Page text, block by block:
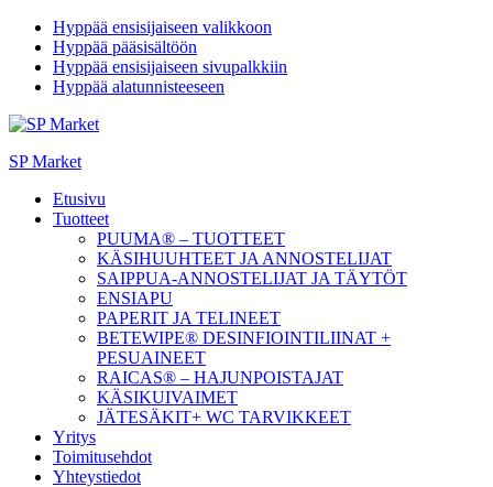
Hyppää ensisijaiseen valikkoon
Hyppää pääsisältöön
Hyppää ensisijaiseen sivupalkkiin
Hyppää alatunnisteeseen
SP Market
Etusivu
Tuotteet
PUUMA® – TUOTTEET
KÄSIHUUHTEET JA ANNOSTELIJAT
SAIPPUA-ANNOSTELIJAT JA TÄYTÖT
ENSIAPU
PAPERIT JA TELINEET
BETEWIPE® DESINFIOINTILIINAT +
PESUAINEET
RAICAS® – HAJUNPOISTAJAT
KÄSIKUIVAIMET
JÄTESÄKIT+ WC TARVIKKEET
Yritys
Toimitusehdot
Yhteystiedot